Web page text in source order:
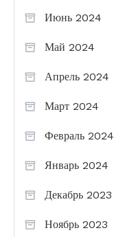
Июнь 2024
Май 2024
Апрель 2024
Март 2024
Февраль 2024
Январь 2024
Декабрь 2023
Ноябрь 2023